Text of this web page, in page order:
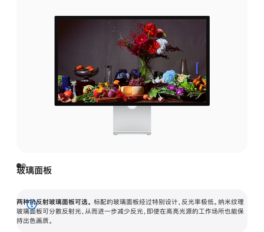
玻璃面板
两种抗反射玻璃面板可选。 标配的玻璃面板经过特别设计，反光率极低。纳米纹理
玻璃面板可分散反射光，从而进一步减少反光，即使在高亮光源的工作场所也能保
持出色画质。
展
开